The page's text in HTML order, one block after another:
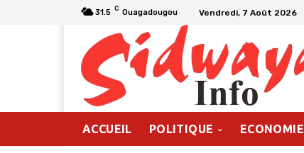
31.5 C Ouagadougou Vendredi, 7 Août 2026
ACCUEIL POLITIQUE ECONOMIE